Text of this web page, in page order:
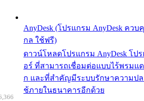
AnyDesk (โปรแกรม AnyDesk คว
กล ใช้ฟรี)
ดาวน์โหลดโปรแกรม AnyDesk โป
อร์ ที่สามารถเชื่อมต่อแบบไร้พรมแ
ก และที่สำคัญมีระบบรักษาความป
ช้ภายในธนาคารอีกด้วย